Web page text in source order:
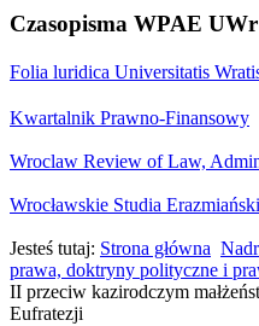
Czasopisma WPAE UWr
Folia luridica Universitatis
Kwartalnik Prawno-Finansowy
Wroclaw Review of Law,
Wrocławskie Studia
Jesteś tutaj: Strona główna
prawa, doktryny polityczne i
II przeciw kazirodczym
Eufratezji